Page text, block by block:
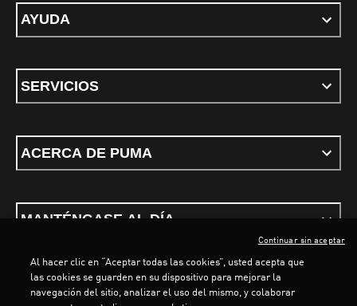
AYUDA
SERVICIOS
ACERCA DE PUMA
MANTÉNGASE AL DÍA
Al hacer clic en “Aceptar todas las cookies”, usted acepta que
las cookies se guarden en su dispositivo para mejorar la
navegación del sitio, analizar el uso del mismo, y colaborar
Continuar sin aceptar